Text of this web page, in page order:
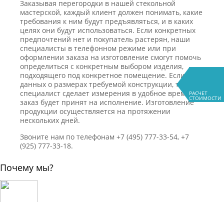
РАСЧЕТ
СТОИМОСТИ
Заказывая перегородки в нашей стекольной
мастерской, каждый клиент должен понимать, какие
требования к ним будут предъявляться, и в каких
целях они будут использоваться. Если конкретных
предпочтений нет и покупатель растерян, наши
специалисты в телефонном режиме или при
оформлении заказа на изготовление смогут помочь
определиться с конкретным выбором изделия,
подходящего под конкретное помещение. Если нет
данных о размерах требуемой конструкции, то наш
специалист сделает измерения в удобное время и
заказ будет принят на исполнение. Изготовление
продукции осуществляется на протяжении
нескольких дней.
Звоните нам по телефонам +7 (495) 777-33-54, +7
(925) 777-33-18.
Почему мы?